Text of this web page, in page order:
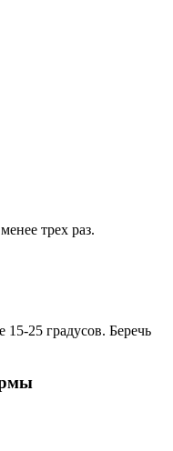
трех раз.
25 градусов. Беречь